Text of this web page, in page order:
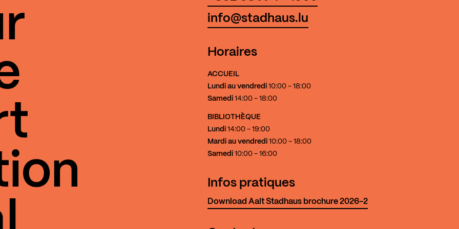
info@stadhaus.lu
Horaires
ACCUEIL
Lundi au vendredi 10:00 - 18:00
Samedi 14:00 - 18:00
BIBLIOTHÈQUE
Lundi 14:00 - 19:00
Mardi au vendredi 10:00 - 18:00
Samedi 10:00 - 16:00
Infos pratiques
Download Aalt Stadhaus brochure 2026-2